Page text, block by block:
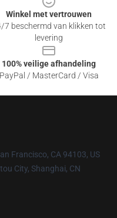
Winkel met vertrouwen
7 beschermd van klikken tot
levering
100% veilige afhandeling
PayPal / MasterCard / Visa
Francisco, CA 94103, US
City, Shanghai, CN